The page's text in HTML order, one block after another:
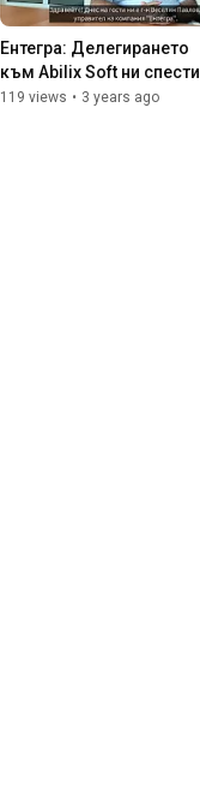
Ентегра: Делегирането
към Abilix Soft ни спести
много  фирмени ресурси
119 views • 3 years ago